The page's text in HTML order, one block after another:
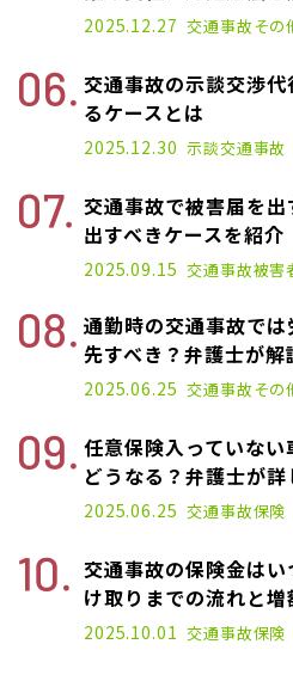
2020.11.02
2025.12.27 交通事故その
交通事故の示談交渉
るケースとは
2021.06.09
2025.12.30 示談交通事故
交通事故で被害届を
出すべきケースを紹介
2025.05.27
2025.09.15 交通事故被害
通勤時の交通事故で
先すべき？弁護士が解
2021.02.17
2025.06.25 交通事故その
任意保険入っていない
どうなる？弁護士が詳
2021.03.11
2025.06.25 交通事故保険
交通事故の保険金は
け取りまでの流れと増
2021.05.26
2025.10.01 交通事故保険